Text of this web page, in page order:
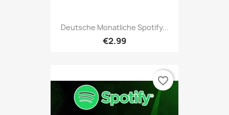
Deutsche Monatliche Spotify...
€2.99
favorite_border